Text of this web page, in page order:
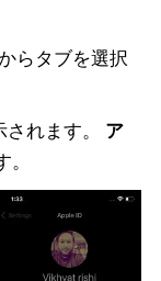
らタブを選択
れます。 ア